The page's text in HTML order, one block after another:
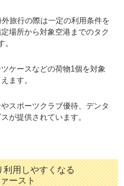
旅行の際は一定の利用条件を
場所から対象空港までのタク
ケースなどの荷物1個を対象
ます。
スポーツクラブ優待、デンタ
が提供されています。
利用しやすくなる
ースト